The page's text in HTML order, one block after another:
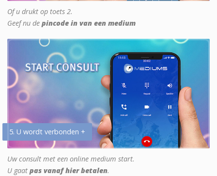
Of u drukt op toets 2.
Geef nu de pincode in van een medium
5. U wordt verbonden +
Uw consult met een online medium start.
U gaat pas vanaf hier betalen.